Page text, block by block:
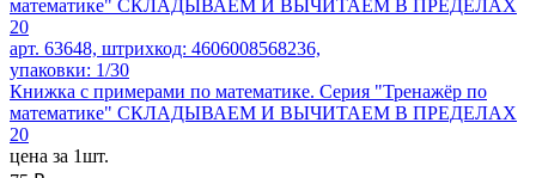
арт. 63648, штрихкод: 4606008568236,
упаковки: 1/30
Книжка с примерами по математике. Серия "Тренажёр по
математике" СКЛАДЫВАЕМ И ВЫЧИТАЕМ В ПРЕДЕЛАХ
20
цена за 1шт.